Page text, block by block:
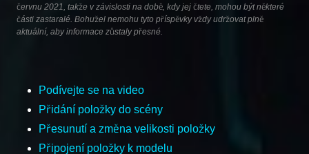
červnu 2021, takže v závislosti na době, kdy jej čtete, mohou být některé
části zastaralé. Bohužel nemohu tyto příspěvky vždy udržovat plně
aktuální, aby informace zůstaly přesné.
Podívejte se na video
Přidání položky do scény
Přesunutí a změna velikosti položky
Připojení položky k modelu